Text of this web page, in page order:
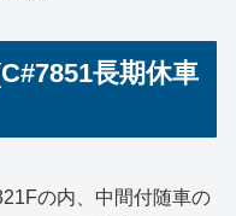
長期休車
の内、中間付随車の